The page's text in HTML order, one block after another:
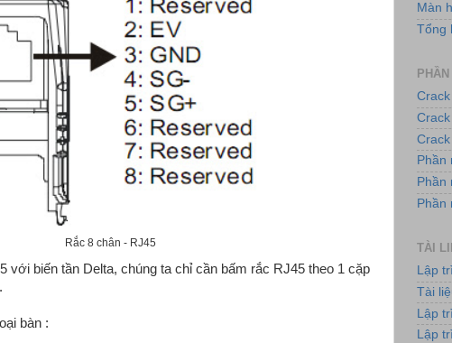
Rắc 8 chân - RJ45
với biến tần Delta, chúng ta chỉ cần bấm rắc RJ45 theo 1 cặp
bàn :
Màn
Tổng
Phần
Phần
Phần
TÀI
Lập
Tài
Lập
Lập